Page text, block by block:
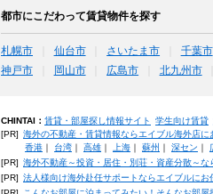
都市にこだわって賃貸物件を探す
札幌市 仙台市 さいたま市 千葉市
神戸市
岡山市 広島市 北九州市
CHINTAI： 賃貸・部屋探し情報サイト 学生向け賃貸
[PR] 海外の不動産・賃貸情報ならエイブル海外店に
香港｜ 台湾｜ 高雄｜ 上海｜ 蘇州 深セン
[PR] 海外不動産～投資・居住・別荘・資産分散～な
[PR] 法人様向け海外赴任サポートならエイブルにお